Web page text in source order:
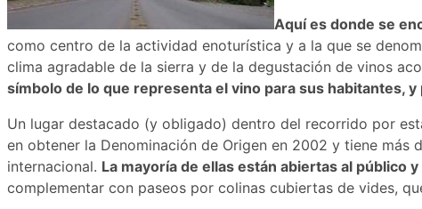
Aquí es donde se
como centro de la actividad enoturística y a la que se
clima agradable de la sierra y de la degustación de vinos
símbolo de lo que representa el vino para sus habitantes,
Un lugar destacado (y obligado) dentro del recorrido por
en obtener la Denominación de Origen en 2002 y tiene
internacional. La mayoría de ellas están abiertas al público
complementar con paseos por colinas cubiertas de vides,